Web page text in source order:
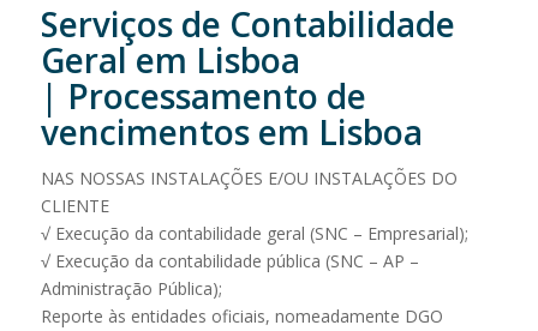
Serviços de Contabilidade
Geral em Lisboa
| Processamento de
vencimentos em Lisboa
NAS NOSSAS INSTALAÇÕES E/OU INSTALAÇÕES DO
CLIENTE
√ Execução da contabilidade geral (SNC – Empresarial);
√ Execução da contabilidade pública (SNC – AP –
Administração Pública);
Reporte às entidades oficiais, nomeadamente DGO